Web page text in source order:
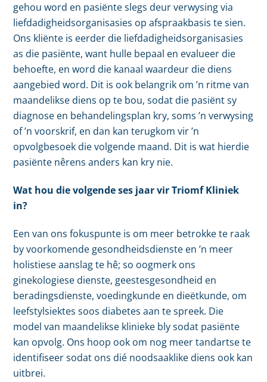
gehou word en pasiënte slegs deur verwysing via
liefdadigheidsorganisasies op afspraakbasis te sien.
Ons kliënte is eerder die liefdadigheidsorganisasies
as die pasiënte, want hulle bepaal en evalueer die
behoefte, en word die kanaal waardeur die diens
aangebied word. Dit is ook belangrik om ’n ritme van
maandelikse diens op te bou, sodat die pasiënt sy
diagnose en behandelingsplan kry, soms ’n verwysing
of ’n voorskrif, en dan kan terugkom vir ’n
opvolgbesoek die volgende maand. Dit is wat hierdie
pasiënte nêrens anders kan kry nie.
Wat hou die volgende ses jaar vir Triomf Kliniek
in?
Een van ons fokuspunte is om meer betrokke te raak
by voorkomende gesondheidsdienste en ’n meer
holistiese aanslag te hê; so oogmerk ons
ginekologiese dienste, geestesgesondheid en
beradingsdienste, voedingkunde en dieëtkunde, om
leefstylsiektes soos diabetes aan te spreek. Die
model van maandelikse klinieke bly sodat pasiënte
kan opvolg. Ons hoop ook om nog meer tandartse te
identifiseer sodat ons dié noodsaaklike diens ook kan
uitbrei.